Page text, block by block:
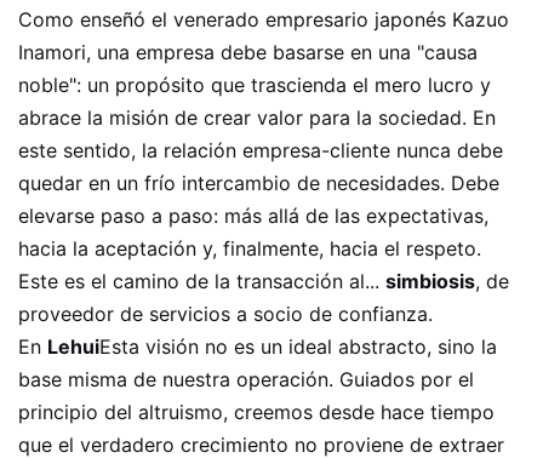
Como enseñó el venerado empresario japonés Kazuo
Inamori, una empresa debe basarse en una "causa
noble": un propósito que trascienda el mero lucro y
abrace la misión de crear valor para la sociedad. En
este sentido, la relación empresa-cliente nunca debe
quedar en un frío intercambio de necesidades. Debe
elevarse paso a paso: más allá de las expectativas,
hacia la aceptación y, finalmente, hacia el respeto.
Este es el camino de la transacción al... simbiosis, de
proveedor de servicios a socio de confianza.
En LehuiEsta visión no es un ideal abstracto, sino la
base misma de nuestra operación. Guiados por el
principio del altruismo, creemos desde hace tiempo
que el verdadero crecimiento no proviene de extraer